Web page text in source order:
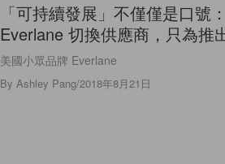
「可持續發展」不僅僅是口號
Everlane 切換供應商，只為推
美國小眾品牌 Everlane
By Ashley Pang/2018年8月21日